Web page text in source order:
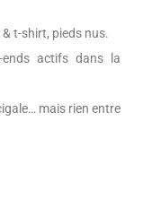
t-shirt, pieds nus.
ends actifs dans la
mais rien entre